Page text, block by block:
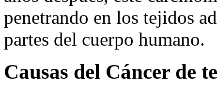
penetrando en los tejidos
partes del cuerpo humano.
Causas del Cáncer de